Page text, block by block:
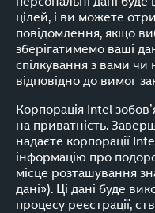
цілей, і ви можете
повідомлення, якщо
зберігатимемо ваші
спілкування з вами чи
відповідно до вимог
Корпорація Intel
на приватність.
надаєте корпорації
інформацію про
місце розташування
дані»). Ці дані буде
процесу реєстрації,